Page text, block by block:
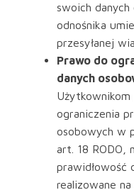
swoich
odnośnika
przesyłanej
Prawo do
danych
Użytkownikom
ograniczenia
osobowych w
art. 18 RODO,
prawidłowość
realizowane na